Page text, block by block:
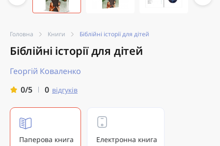
Головна Книги Біблійні історії для дітей
Біблійні історії для дітей
Георгій Коваленко
0/5
0 відгуків
Паперова книга
Електронна книга